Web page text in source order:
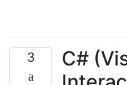
3
C#